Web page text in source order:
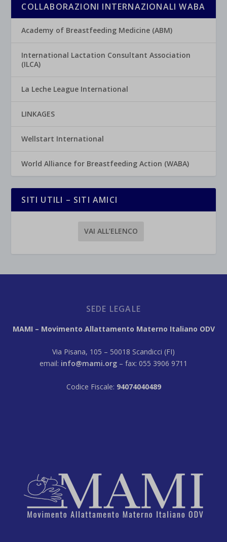
COLLABORAZIONI INTERNAZIONALI WABA
Academy of Breastfeeding Medicine (ABM)
International Lactation Consultant Association
(ILCA)
La Leche League International
LINKAGES
Wellstart International
World Alliance for Breastfeeding Action (WABA)
SITI UTILI – SITI AMICI
VAI ALL’ELENCO
SEDE LEGALE
MAMI – Movimento Allattamento Materno Italiano ODV
Via Pisana, 105 – 50018 Scandicci (FI)
email: info@mami.org – fax: 055 3906 9711
Codice Fiscale: 94074040489